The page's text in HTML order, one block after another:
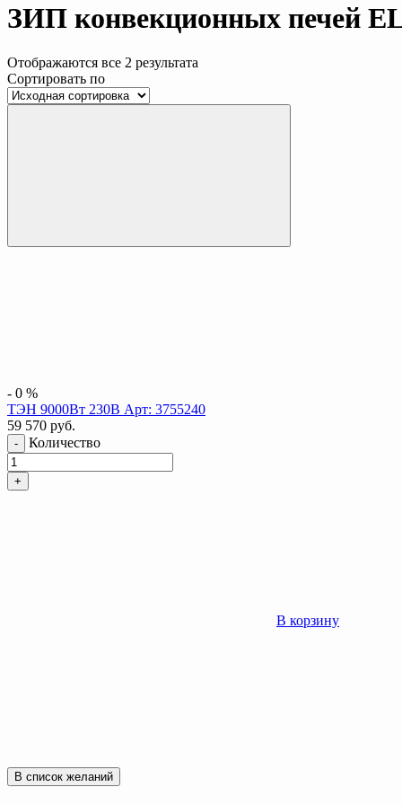
ЗИП конвекционных печей
Отображаются все 2 результата
Сортировать по
- 0 %
ТЭН 9000Вт 230В Арт: 3755240
59 570 руб.
- Количество
+
В корзину
В список желаний